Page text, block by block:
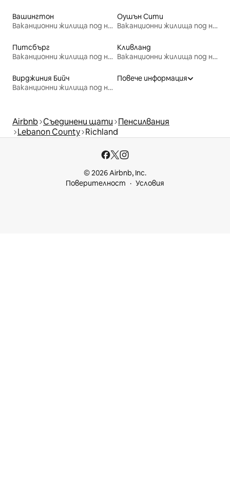
Вашингтон
Ваканционни жилища под наем
Оушън Сити
Ваканционни жилища под наем
Питсбърг
Ваканционни жилища под наем
Кливланд
Ваканционни жилища под наем
Вирджиния Бийч
Ваканционни жилища под наем
Повече информация
Airbnb Съединени щати Пенсилвания
Lebanon County Richland
© 2026 Airbnb, Inc.
Поверителност
Условия